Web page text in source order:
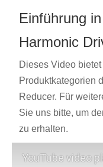
Einführung
Harmonic
Dieses Video
Produktkategorien
Reducer. Für
Sie uns bitte, um
zu erhalten.
YouTube video